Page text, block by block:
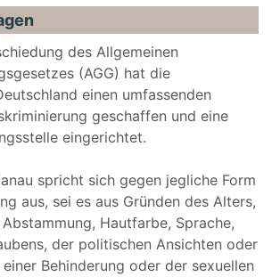
des Allgemeinen
(AGG) hat die
einen umfassenden
geschaffen und eine
eingerichtet.
spricht sich gegen jegliche Form
aus, sei es aus Gründen des Alters,
Hautfarbe, Sprache,
der politischen Ansichten oder
Behinderung oder der sexuellen